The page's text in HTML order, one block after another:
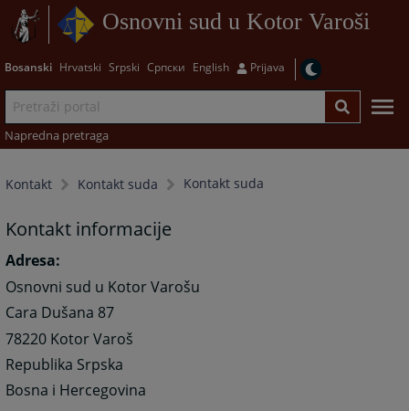
Osnovni sud u Kotor Varoši
Bosanski Hrvatski Srpski Српски English Prijava
Napredna pretraga
Kontakt Kontakt suda Kontakt suda
Kontakt informacije
Adresa:
Osnovni sud u Kotor Varošu
Cara Dušana 87
78220 Kotor Varoš
Republika Srpska
Bosna i Hercegovina